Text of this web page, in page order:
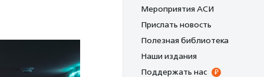
Мероприятия АСИ
Прислать новость
Полезная библиотека
Наши издания
Поддержать нас